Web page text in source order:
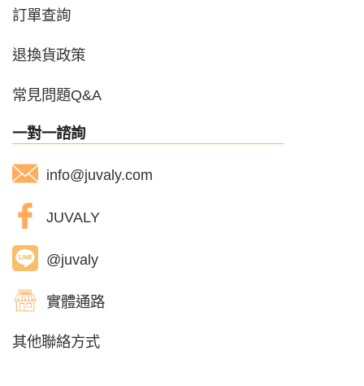
訂單查詢
退換貨政策
常見問題Q&A
一對一諮詢
info@juvaly.com
JUVALY
@juvaly
實體通路
其他聯絡方式